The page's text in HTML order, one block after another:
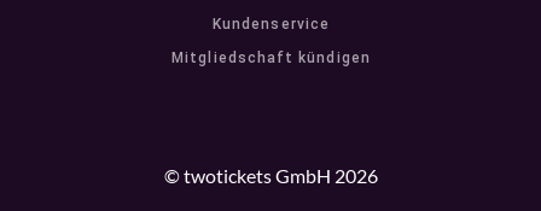
Kundenservice
Mitgliedschaft kündigen
© twotickets GmbH 2026